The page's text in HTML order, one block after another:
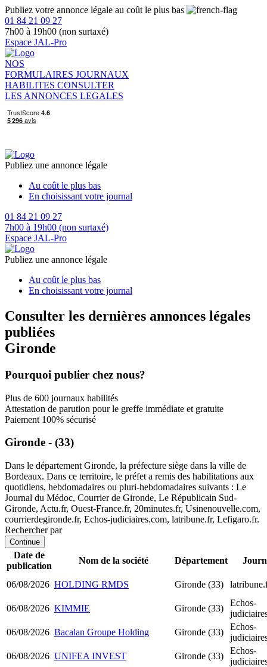
Publiez votre annonce légale au coût le plus bas
01 84 21 09 27
7h00 à 19h00 (non surtaxé)
Espace JAL-Pro
NOS
FORMULAIRES JOURNAUX
HABILITES CONSULTER
LES ANNONCES LEGALES
Publiez une annonce légale
Au coût le plus bas
En choisissant votre journal
01 84 21 09 27
7h00 à 19h00 (non surtaxé)
Espace JAL-Pro
Publiez une annonce légale
Au coût le plus bas
En choisissant votre journal
Consulter les dernières annonces légales
publiées
Gironde
Pourquoi publier chez nous?
Plus de 600 journaux habilités
Attestation de parution pour le greffe immédiate et gratuite
Paiement 100% sécurisé
Gironde - (33)
Dans le département Gironde, la préfecture siège dans la ville de
Bordeaux. Dans ce territoire, le préfet a remis des habilitations aux
quotidiens, hebdomadaires ou pluri-hebdomadaires suivants : Le
Journal du Médoc, Courrier de Gironde, Le Républicain Sud-
Gironde, Actu.fr, Ouest-France.fr, 20minutes.fr, Usinenouvelle.com,
courrierdegironde.fr, Echos-judiciaires.com, latribune.fr, Lefigaro.fr.
Rechercher par
Continue
Date de
publication
Nom de la société Département
06/08/2026 HOLDING RMDS Gironde (33)
06/08/2026 KIMMIE Gironde (33)
Echos-
06/08/2026 Bacalan Groupe Holding Gironde (33)
Echos-
06/08/2026 UNIFEA INVEST Gironde (33)
Echos-